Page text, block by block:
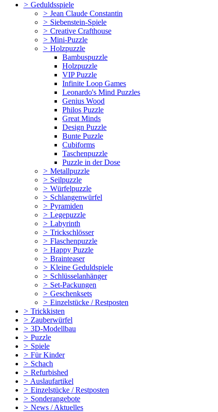
> Geduldsspiele
> Jean Claude Constantin
> Siebenstein-Spiele
> Creative Crafthouse
> Mini-Puzzle
> Holzpuzzle
Bambuspuzzle
Holzpuzzle
VIP Puzzle
Infinite Loop Games
Leonardo's Mind Puzzles
Genius Wood
Philos Puzzle
Great Minds
Design Puzzle
Bunte Puzzle
Cubiforms
Taschenpuzzle
Puzzle in der Dose
> Metallpuzzle
> Seilpuzzle
> Würfelpuzzle
> Schlangenwürfel
> Pyramiden
> Legepuzzle
> Labyrinth
> Trickschlösser
> Flaschenpuzzle
> Happy Puzzle
> Brainteaser
> Kleine Geduldspiele
> Schlüsselanhänger
> Set-Packungen
> Geschenksets
> Einzelstücke / Restposten
> Trickkisten
> Zauberwürfel
> 3D-Modellbau
> Puzzle
> Spiele
> Für Kinder
> Schach
> Refurbished
> Auslaufartikel
> Einzelstücke / Restposten
> Sonderangebote
> News / Aktuelles